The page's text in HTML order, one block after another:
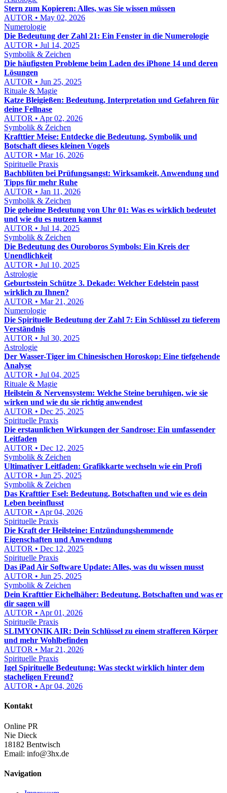
Stern zum Kopieren: Alles, was Sie wissen müssen
AUTOR • May 02, 2026
Numerologie
Die Bedeutung der Zahl 21: Ein Fenster in die Numerologie
AUTOR • Jul 14, 2025
Symbolik & Zeichen
Die häufigsten Probleme beim Laden des iPhone 14 und deren
Lösungen
AUTOR • Jun 25, 2025
Rituale & Magie
Katze Bleigießen: Bedeutung, Interpretation und Gefahren für
deine Fellnase
AUTOR • Apr 02, 2026
Symbolik & Zeichen
Krafttier Meise: Entdecke die Bedeutung, Symbolik und
Botschaft dieses kleinen Vogels
AUTOR • Mar 16, 2026
Spirituelle Praxis
Bachblüten bei Prüfungsangst: Wirksamkeit, Anwendung und
Tipps für mehr Ruhe
AUTOR • Jan 11, 2026
Symbolik & Zeichen
Die geheime Bedeutung von Uhr 01: Was es wirklich bedeutet
und wie du es nutzen kannst
AUTOR • Jul 14, 2025
Symbolik & Zeichen
Die Bedeutung des Ouroboros Symbols: Ein Kreis der
Unendlichkeit
AUTOR • Jul 10, 2025
Astrologie
Geburtsstein Schütze 3. Dekade: Welcher Edelstein passt
wirklich zu Ihnen?
AUTOR • Mar 21, 2026
Numerologie
Die Spirituelle Bedeutung der Zahl 7: Ein Schlüssel zu tieferem
Verständnis
AUTOR • Jul 30, 2025
Astrologie
Der Wasser-Tiger im Chinesischen Horoskop: Eine tiefgehende
Analyse
AUTOR • Jul 04, 2025
Rituale & Magie
Heilstein & Nervensystem: Welche Steine beruhigen, wie sie
wirken und wie du sie richtig anwendest
AUTOR • Dec 25, 2025
Spirituelle Praxis
Die erstaunlichen Wirkungen der Sandrose: Ein umfassender
Leitfaden
AUTOR • Dec 12, 2025
Symbolik & Zeichen
Ultimativer Leitfaden: Grafikkarte wechseln wie ein Profi
AUTOR • Jun 25, 2025
Symbolik & Zeichen
Das Krafttier Esel: Bedeutung, Botschaften und wie es dein
Leben beeinflusst
AUTOR • Apr 04, 2026
Spirituelle Praxis
Die Kraft der Heilsteine: Entzündungshemmende
Eigenschaften und Anwendung
AUTOR • Dec 12, 2025
Spirituelle Praxis
Das iPad Air Software Update: Alles, was du wissen musst
AUTOR • Jun 25, 2025
Symbolik & Zeichen
Dein Krafttier Eichelhäher: Bedeutung, Botschaften und was er
dir sagen will
AUTOR • Apr 01, 2026
Spirituelle Praxis
SLIMYONIK AIR: Dein Schlüssel zu einem strafferen Körper
und mehr Wohlbefinden
AUTOR • Mar 21, 2026
Spirituelle Praxis
Igel Spirituelle Bedeutung: Was steckt wirklich hinter dem
stacheligen Freund?
AUTOR • Apr 04, 2026
Kontakt
Online PR
Nie Dieck
18182 Bentwisch
Email: info@3hx.de
Navigation